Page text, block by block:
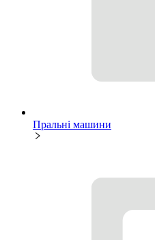
Пральні машини